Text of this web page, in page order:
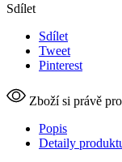
Sdílet
Sdílet
Tweet
Pinterest
Zboží si právě
Popis
Detaily